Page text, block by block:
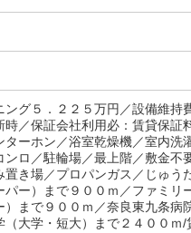
グ５．２２５万円／設備維
／保証会社利用必：賃貸保証
ーホン／浴室乾燥機／室内洗
ロ／駐輪場／最上階／敷金不
き場／プロパンガス／じゅ
ー）まで９００ｍ／ファミリ
まで９００ｍ／奈良東九条病
（大学・短大）まで２４００ｍ